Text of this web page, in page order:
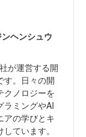
ヘンシュウ
が運営する開
す。日々の開
クノロジーを
ラミングやAI
アの学びとキ
ています。